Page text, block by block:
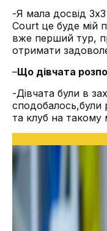
-Я мала досвід
Court це буде мій
вже перший тур,
отримати
–Що дівчата
-Дівчата були в
сподобалось,були
та клуб на такому